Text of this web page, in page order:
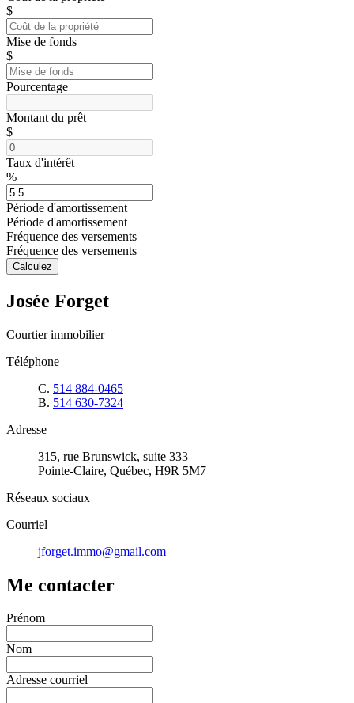
$
Mise de fonds
$
Pourcentage
Montant du prêt
$
Taux d'intérêt
%
Période d'amortissement
Période d'amortissement
Fréquence des versements
Fréquence des versements
Calculez
Josée Forget
Courtier immobilier
Téléphone
C. 514 884-0465
B. 514 630-7324
Adresse
315, rue Brunswick, suite 333
Pointe-Claire, Québec, H9R 5M7
Réseaux sociaux
Courriel
jforget.immo@gmail.com
Me contacter
Prénom
Nom
Adresse courriel